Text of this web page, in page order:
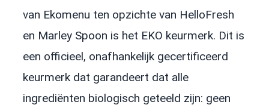
van Ekomenu ten opzichte van HelloFresh
en Marley Spoon is het EKO keurmerk. Dit is
een officieel, onafhankelijk gecertificeerd
keurmerk dat garandeert dat alle
ingrediënten biologisch geteeld zijn: geen